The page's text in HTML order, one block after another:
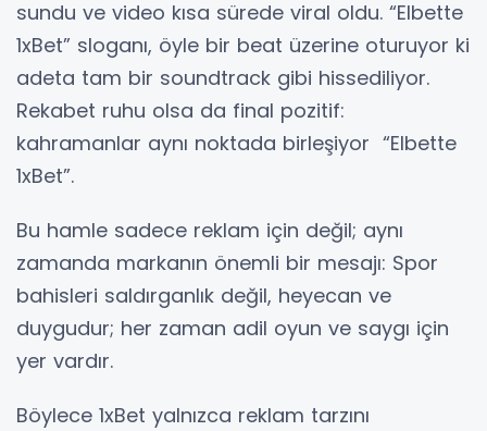
sundu ve video kısa sürede viral oldu. “Elbette
1xBet” sloganı, öyle bir beat üzerine oturuyor ki
adeta tam bir soundtrack gibi hissediliyor.
Rekabet ruhu olsa da final pozitif:
kahramanlar aynı noktada birleşiyor “Elbette
1xBet”.
Bu hamle sadece reklam için değil; aynı
zamanda markanın önemli bir mesajı: Spor
bahisleri saldırganlık değil, heyecan ve
duygudur; her zaman adil oyun ve saygı için
yer vardır.
Böylece 1xBet yalnızca reklam tarzını